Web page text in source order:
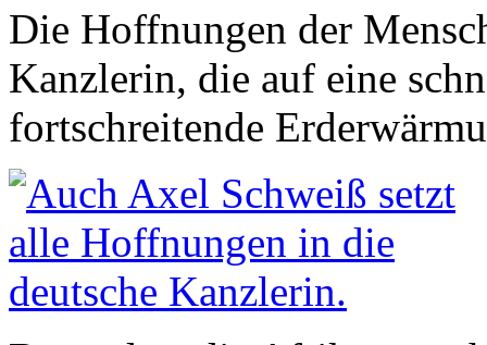
Die Hoffnungen der
Kanzlerin, die auf eine
fortschreitende